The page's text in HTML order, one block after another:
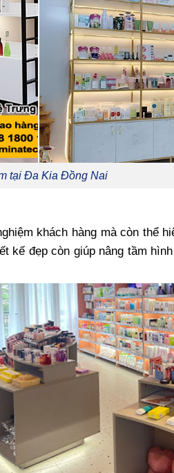
tại Đa Kia Đồng Nai
khách hàng mà còn thể
kế đẹp còn giúp nâng tầm